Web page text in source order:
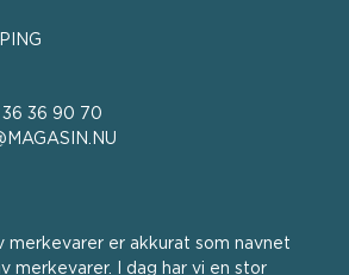
36 36 90 70
merkevarer er akkurat som navnet
merkevarer. I dag har vi en stor